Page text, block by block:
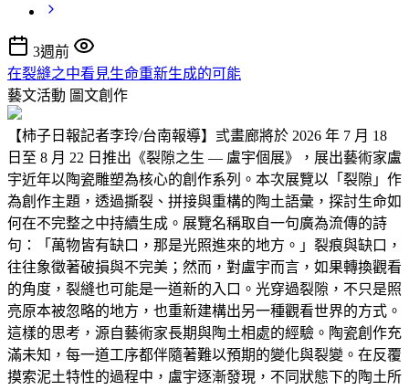
3週前
在裂縫之中看見生命重新生成的可能
藝文活動 圖文創作
【柿子日報記者李玲/台南報導】弎畫廊將於 2026 年 7 月 18
日至 8 月 22 日推出《裂隙之生 — 盧宇個展》，展出藝術家盧
宇近年以陶瓷雕塑為核心的創作系列。本次展覽以「裂隙」作
為創作主題，透過撕裂、拼接與重構的陶土語彙，探討生命如
何在不完整之中持續生成。展覽名稱取自一句廣為流傳的詩
句：「萬物皆有缺口，那是光照進來的地方。」裂痕與缺口，
往往象徵著破損與不完美；然而，對盧宇而言，如果轉換觀看
的角度，裂縫也可能是一道新的入口。光穿過裂隙，不只是照
亮原本被忽略的地方，也重新建構出另一種觀看世界的方式。
這樣的思考，源自藝術家長期與陶土相處的經驗。陶瓷創作充
滿未知，每一道工序都伴隨著難以預期的變化與裂變。在反覆
摸索泥土特性的過程中，盧宇逐漸發現，不同狀態下的陶土所